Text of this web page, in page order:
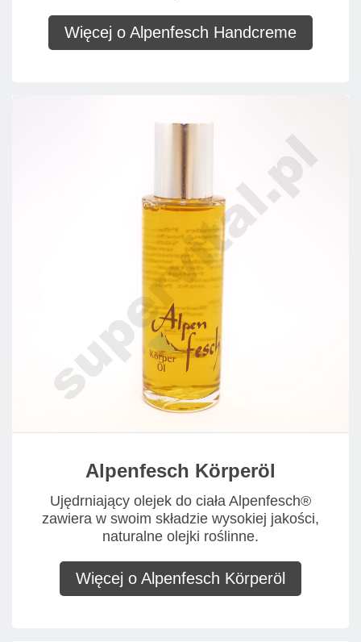
Więcej o Alpenfesch Handcreme
Alpenfesch Körperöl
Ujędrniający olejek do ciała Alpenfesch®
zawiera w swoim składzie wysokiej jakości,
naturalne olejki roślinne.
Więcej o Alpenfesch Körperöl